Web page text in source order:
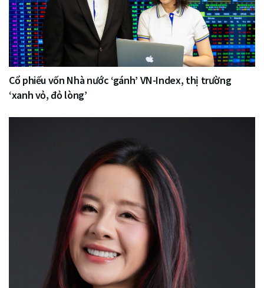
Cổ phiếu vốn Nhà nước ‘gánh’ VN-Index, thị trường
‘xanh vỏ, đỏ lòng’